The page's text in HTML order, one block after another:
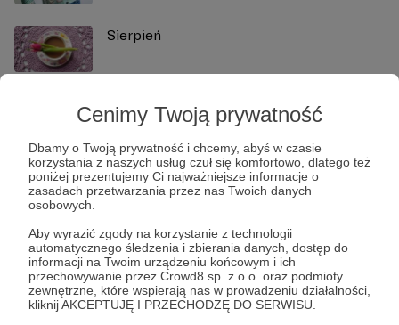
Cenimy Twoją prywatność
Dbamy o Twoją prywatność i chcemy, abyś w czasie
korzystania z naszych usług czuł się komfortowo, dlatego też
poniżej prezentujemy Ci najważniejsze informacje o
zasadach przetwarzania przez nas Twoich danych
osobowych.
Aby wyrazić zgody na korzystanie z technologii
automatycznego śledzenia i zbierania danych, dostęp do
informacji na Twoim urządzeniu końcowym i ich
przechowywanie przez Crowd8 sp. z o.o. oraz podmioty
zewnętrzne, które wspierają nas w prowadzeniu działalności,
kliknij AKCEPTUJĘ I PRZECHODZĘ DO SERWISU.
Sierpień
Komentarze (6)
Bogumiła Włodarska Włodarska
3 lata temu
Jest w poście. Mnie się marzy długi kardigan z kwadratów
babuni, ale myślę, że po zrobieniu bluzeczki, kardigan raczej
nie powinien sprawić szczególnego kłopotu, a może się
mylę?